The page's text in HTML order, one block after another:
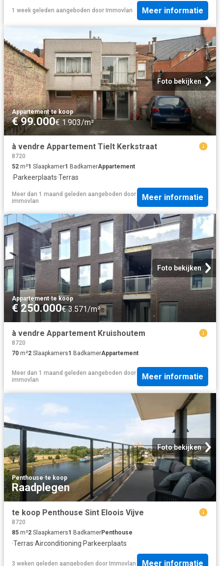
1 week geleden aangeboden door Immovlan Meer informatie
Foto bekijken
Appartement·te koop
€ 99.000€ 1.903/m²
à vendre Appartement Tielt Kerkstraat
8720
52 m²1 Slaapkamer1 BadkamerAppartement
·Parkeerplaats·Terras
Meer dan 1 maand geleden aangeboden door
immovlan
Meer informatie
Foto bekijken
Appartement·te koop
€ 250.000€ 3.571/m²
à vendre Appartement Kruishoutem
8720
70 m²2 Slaapkamers1 BadkamerAppartement
Meer dan 1 maand geleden aangeboden door
immovlan
Meer informatie
Foto bekijken
Penthouse·te koop
Raadplegen
te koop Penthouse Sint Eloois Vijve
8720
85 m²2 Slaapkamers1 BadkamerPenthouse
·Terras·Airconditioning·Parkeerplaats
3 weken geleden aangeboden door Immovlan Meer informatie